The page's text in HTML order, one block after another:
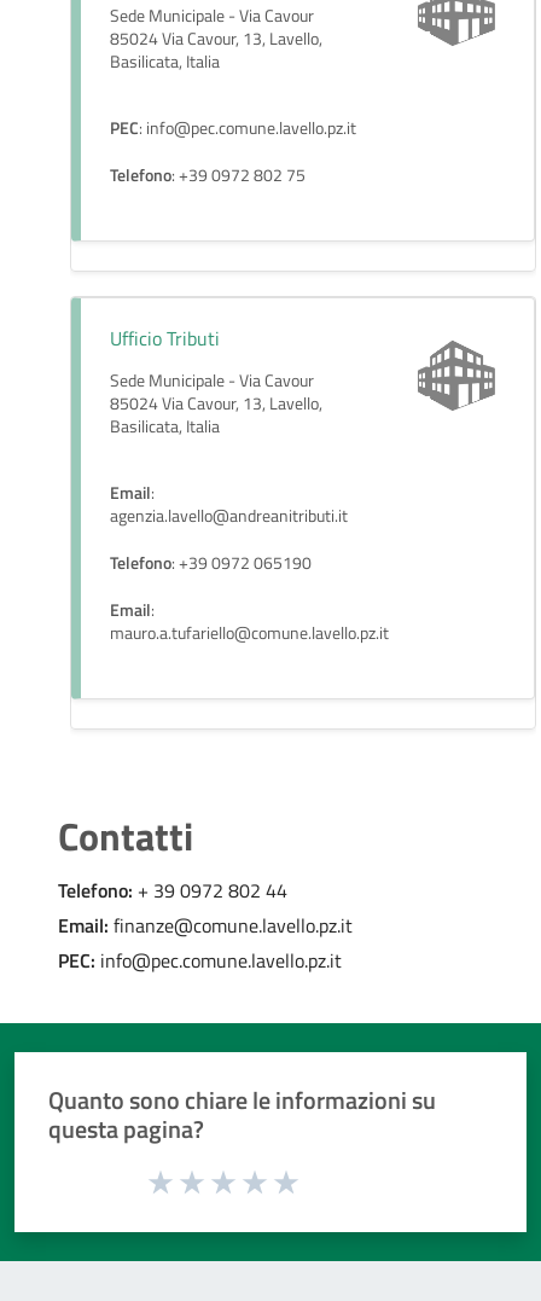
Sede Municipale - Via Cavour
85024 Via Cavour, 13, Lavello,
Basilicata, Italia
PEC: info@pec.comune.lavello.pz.it
Telefono: +39 0972 802 75
Ufficio Tributi
Sede Municipale - Via Cavour
85024 Via Cavour, 13, Lavello,
Basilicata, Italia
Email:
agenzia.lavello@andreanitributi.it
Telefono: +39 0972 065190
Email:
mauro.a.tufariello@comune.lavello.pz.it
Contatti
Telefono: + 39 0972 802 44
Email: finanze@comune.lavello.pz.it
PEC: info@pec.comune.lavello.pz.it
Quanto sono chiare le informazioni su
questa pagina?
Valuta da 1 a 5 stelle la pagina